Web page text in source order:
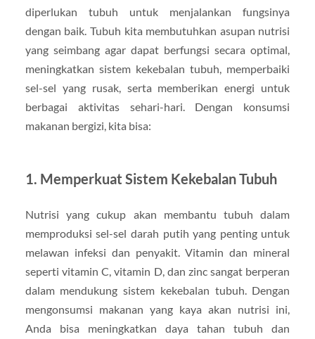
diperlukan tubuh untuk menjalankan fungsinya
dengan baik. Tubuh kita membutuhkan asupan nutrisi
yang seimbang agar dapat berfungsi secara optimal,
meningkatkan sistem kekebalan tubuh, memperbaiki
sel-sel yang rusak, serta memberikan energi untuk
berbagai aktivitas sehari-hari. Dengan konsumsi
makanan bergizi, kita bisa:
1. Memperkuat Sistem Kekebalan Tubuh
Nutrisi yang cukup akan membantu tubuh dalam
memproduksi sel-sel darah putih yang penting untuk
melawan infeksi dan penyakit. Vitamin dan mineral
seperti vitamin C, vitamin D, dan zinc sangat berperan
dalam mendukung sistem kekebalan tubuh. Dengan
mengonsumsi makanan yang kaya akan nutrisi ini,
Anda bisa meningkatkan daya tahan tubuh dan